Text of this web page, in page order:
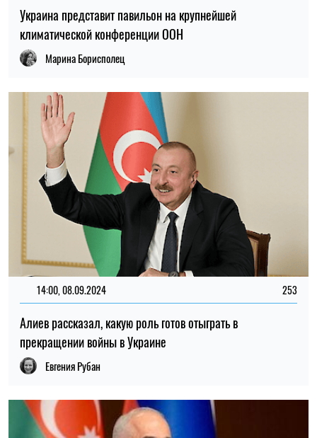
Украина представит павильон на крупнейшей
климатической конференции ООН
Марина Борисполец
14:00, 08.09.2024 253
Алиев рассказал, какую роль готов отыграть в
прекращении войны в Украине
Евгения Рубан